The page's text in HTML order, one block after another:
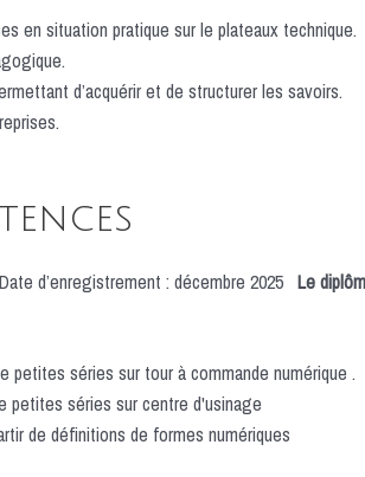
en situation pratique sur le plateaux technique.
d’acquérir et de structurer les savoirs.
d’enregistrement : décembre 2025 Le
petites séries sur tour à commande numérique .
petites séries sur centre d'usinage
de définitions de formes numériques